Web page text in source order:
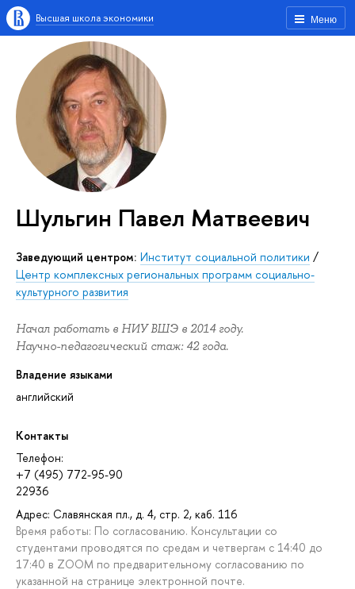
Меню
Высшая школа экономики
Шульгин Павел Матвеевич
Заведующий центром: Институт социальной политики /
Центр комплексных региональных программ социально-
культурного развития
Начал работать в НИУ ВШЭ в 2014 году.
Научно-педагогический стаж: 42 года.
Владение языками
английский
Контакты
Телефон:
+7 (495) 772-95-90
22936
Адрес: Славянская пл., д. 4, стр. 2, каб. 116
Время работы: По согласованию. Консультации со
студентами проводятся по средам и четвергам с 14:40 до
17:40 в ZOOM по предварительному согласованию по
указанной на странице электронной почте.